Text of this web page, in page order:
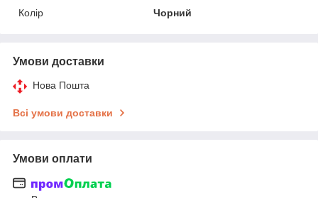
Колір
Чорний
Умови доставки
Нова Пошта
Всі умови доставки
Умови оплати